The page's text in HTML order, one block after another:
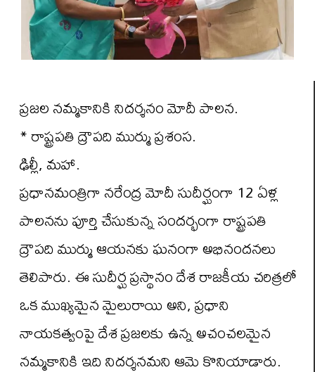
ప్రజల నమ్మకానికి నిదర్శనం మోదీ పాలన.
* రాష్ట్రపతి ద్రౌపది ముర్ము ప్రశంస.
ఢిల్లీ, మహా.
ప్రధానమంత్రిగా నరేంద్ర మోదీ సుదీర్ఘంగా 12 ఏళ్ల
పాలనను పూర్తి చేసుకున్న సందర్భంగా రాష్ట్రపతి
ద్రౌపది ముర్ము ఆయనకు ఘనంగా అభినందనలు
తెలిపారు. ఈ సుదీర్ఘ ప్రస్థానం దేశ రాజకీయ చరిత్రలో
ఒక ముఖ్యమైన మైలురాయి అని, ప్రధాని
నాయకత్వంపై దేశ ప్రజలకు ఉన్న అచంచలమైన
నమ్మకానికి ఇది నిదర్శనమని ఆమె కొనియాడారు.